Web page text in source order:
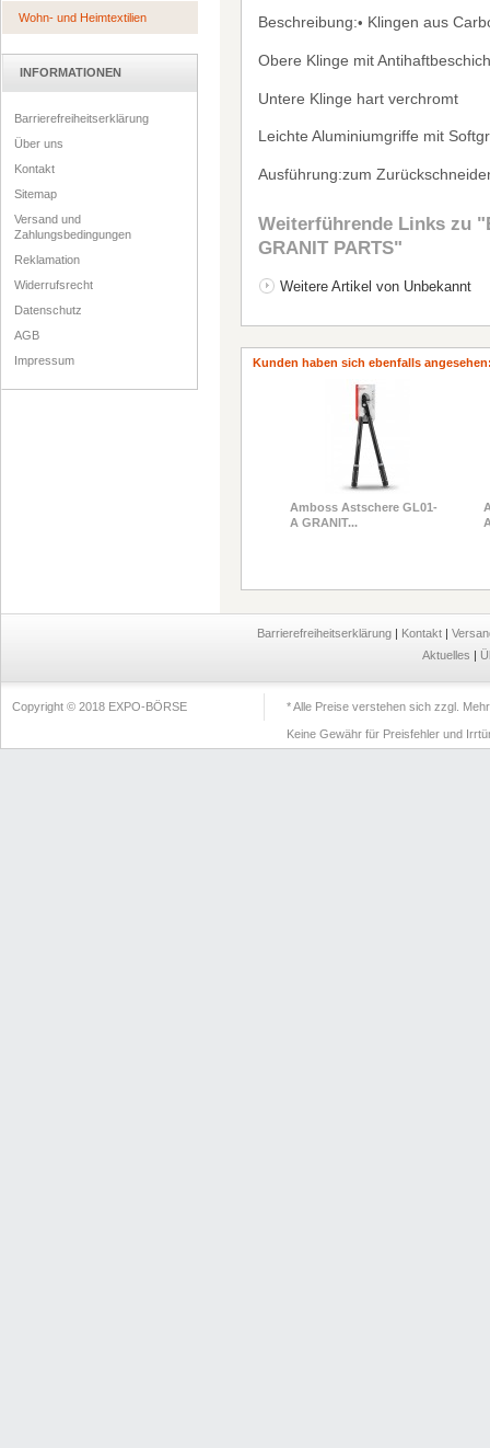
Wohn- und Heimtextilien
INFORMATIONEN
Barrierefreiheitserklärung
Über uns
Kontakt
Sitemap
Versand und
Zahlungsbedingungen
Reklamation
Widerrufsrecht
Datenschutz
AGB
Impressum
Beschreibung:• Klingen aus
Obere Klinge mit
Untere Klinge hart verchromt
Leichte Aluminiumgriffe mit
Ausführung:zum Zurü
Weiterführende Links zu
GRANIT PARTS"
Weitere Artikel von Unbekannt
Kunden haben sich ebenfalls
Amboss Astschere GL01-
A GRANIT...
Barrierefreiheitserklärung Kontakt
Aktuelles |
Copyright © 2018 EXPO-BÖRSE * Alle Preise verstehen sich zzgl.
Keine Gewähr für Preisfehler und